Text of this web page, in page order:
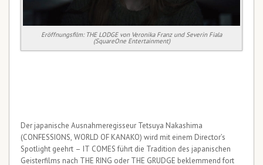
Eröffnungsfilm: THE LODGE von Veronika Franz und Severin Fiala
(SquareOne Entertainment)
Der japanische Ausnahmeregisseur Tetsuya Nakashima
(CONFESSIONS, WORLD OF KANAKO) wird mit einem Director’s
Spotlight geehrt – IT COMES führt die Tradition des japanischen
Geisterfilms nach THE RING oder THE GRUDGE beklemmend fort